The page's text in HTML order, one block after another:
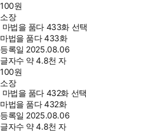
100원
소장
마법을 품다 433화 선택
마법을 품다 433화
등록일 2025.08.06
글자수 약 4.8천 자
100원
소장
마법을 품다 432화 선택
마법을 품다 432화
등록일 2025.08.06
글자수 약 4.8천 자